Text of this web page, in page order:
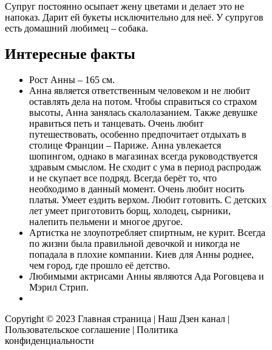
Супруг постоянно осыпает жену цветами и делает это не
напоказ. Дарит ей букеты исключительно для неё. У супругов
есть домашний любимец – собака.
Интересные факты
Рост Анны – 165 см.
Анна является ответственным человеком и не любит
оставлять дела на потом. Чтобы справиться со страхом
высоты, Анна занялась скалолазанием. Также девушке
нравиться петь и танцевать. Очень любит
путешествовать, особенно предпочитает отдыхать в
столице Франции – Париже. Анна увлекается
шопингом, однако в магазинах всегда руководствуется
здравым смыслом. Не сходит с ума в период распродаж
и не скупает все подряд. Всегда берёт то, что
необходимо в данный момент. Очень любит носить
платья. Умеет ездить верхом. Любит готовить. С детских
лет умеет приготовить борщ, холодец, сырники,
налепить пельмени и многое другое.
Артистка не злоупотребляет спиртным, не курит. Всегда
по жизни была правильной девочкой и никогда не
попадала в плохие компании. Киев для Анны роднее,
чем город, где прошло её детство.
Любимыми актрисами Анны являются Ада Роговцева и
Мэрил Стрип.
Copyright © 2023 Главная страница | Наш Дзен канал |
Пользовательское соглашение | Политика
конфиденциальности